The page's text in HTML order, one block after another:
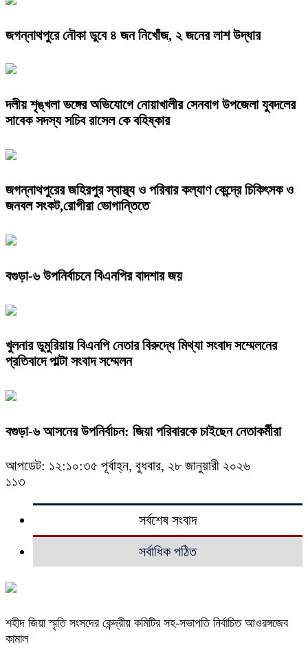
জগন্নাথপুরে নৌকা ডুবে ৪ জন নিখোঁজ, ২ জনের লাশ উদ্ধার
দলীয় শৃঙ্খলা ভঙ্গের অভিযোগে নোয়াখালীর সেনবাগ উপজেলা যুবদলের
সাবেক সদস্য সচিব রাসেল কে বহিষ্কার
জগন্নাথপুরের জহিরপুর স্বাস্থ্য ও পরিবার কল্যাণ কেন্দ্রে চিকিৎসক ও
জনবল সংকট,রোগীরা ভোগান্তিতে
বগুড়া-৬ উপনির্বাচনে বিএনপির বাদশার জয়
খুলনার ডুমুরিয়ায় বিএনপি নেতার বিরুদ্ধে মিথ্যা সংবাদ সম্মেলনের
প্রতিবাদে পাল্টা সংবাদ সম্মেলন
বগুড়া-৬ আসনের উপনির্বাচন: জিয়া পরিবারকে চাইছেন নেতাকর্মীরা
আপডেট: ১২:১০:৩৫ পূর্বাহ্ন, বুধবার, ২৮ জানুয়ারী ২০২৬
১১৩
সর্বশেষ সংবাদ
সর্বাধিক পঠিত
শহীদ জিয়া স্মৃতি সংসদের কেন্দ্রীয় কমিটির সহ-সভাপতি নির্বাচিত আওরঙ্গজেব
কামাল